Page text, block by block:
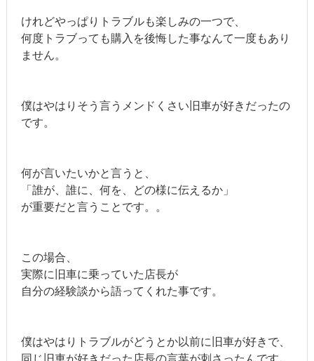
けれどやっぱりトラブルも楽しみの一つで、
何度トラブっても購入を後悔した事なんて一度もあり
ません。
僕はやはりそう言うメンドくさい旧車が好きだったの
です。
何が言いたいかと言うと、
「誰が、誰に、何を、どの様に伝えるか」
が重要だと言うことです。。
この場合、
実際に旧車に乗っていた店長が
自分の経験談から語ってくれた事です。
僕はやはりトラブルがどうとか以前に旧車が好きで、